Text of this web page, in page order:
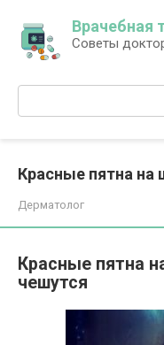
контенту
Врачебная
Советы
Поиск:
Красные пятна на
Дерматолог
Красные пятна
чешутся